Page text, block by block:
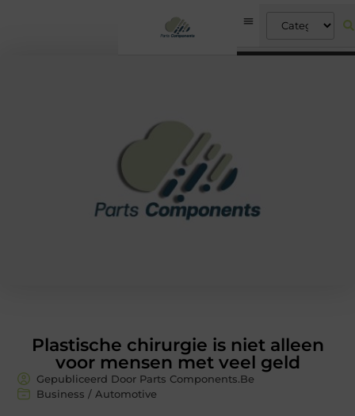
Plastische chirurgie is niet alleen
voor mensen met veel geld
Gepubliceerd Door Parts Components.Be
Business / Automotive